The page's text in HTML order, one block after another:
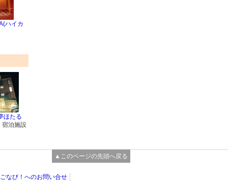
ハイカ
ほたる
宿泊施設
▲このページの先頭へ戻る
なび！へのお問い合せ